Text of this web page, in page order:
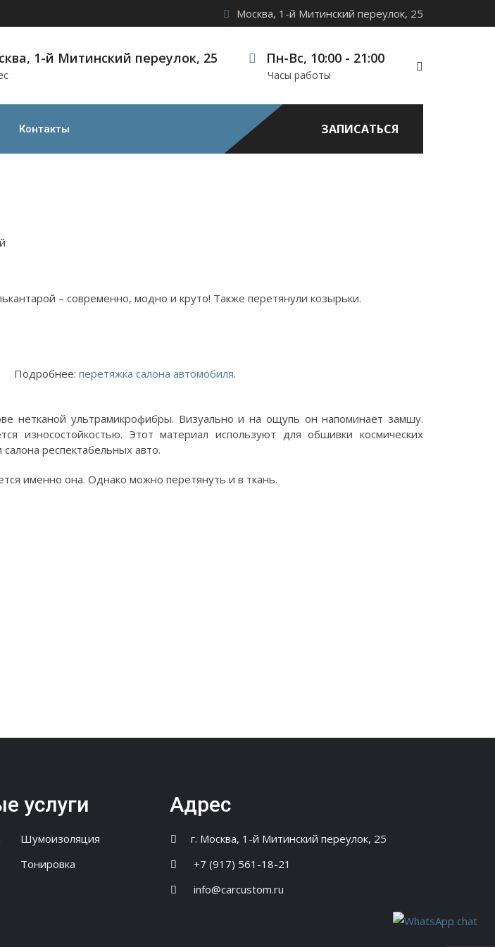
Москва, 1-й Митинский переулок, 25
1-й Митинский переулок, 25 Пн-Вс, 10:00 - 21:00
Часы работы
Контакты ЗАПИСАТЬСЯ
– современно, модно и круто! Также перетянули козырьки.
Подробнее: перетяжка салона автомобиля.
нетканой ультрамикрофибры. Визуально и на ощупь он напоминает замшу.
износостойкостью. Этот материал используют для обшивки космических
респектабельных авто.
именно она. Однако можно перетянуть и в ткань.
услуги
Шумоизоляция
Тонировка
Адрес
г. Москва, 1-й Митинский переулок, 25
+7 (917) 561-18-21
info@carcustom.ru